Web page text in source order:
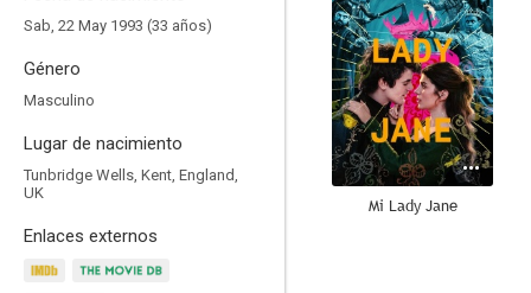
Sab, 22 May 1993 (33 años)
Género
Masculino
Lugar de nacimiento
Tunbridge Wells, Kent, England,
UK
Enlaces externos
Mi Lady Jane